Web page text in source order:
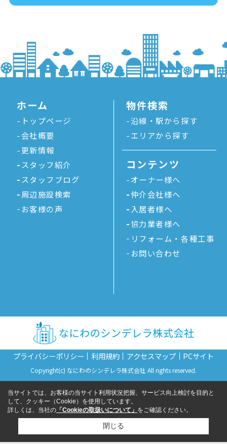
ホーム
トップページ
会社概要
更新情報
スタッフ紹介
スタッフブログ
周辺施設検索
お客様の声
物件検索
沿線・駅から探す
エリアから探す
コンテンツ
オーナー様へ
仲介会社様へ
入居者様へ
協力業者様へ
リフォーム・各種工事
お問い合わせ
プライバシーポリシー 利用規約 アクセスマップ PCサイト
Copyright(c) なにわのシンデレラ株式会社 All rights reserved.
当サイトでは、お客様の当サイト利用状況把握、サービス向上検討を目的と
して、クッキー（Cookie）を使用しています。
詳しくは、当社の 「Cookieの取扱いについて」 をご確認ください。
閉じる